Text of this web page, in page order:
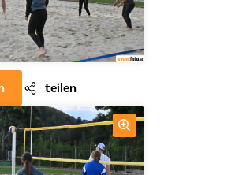
teilen